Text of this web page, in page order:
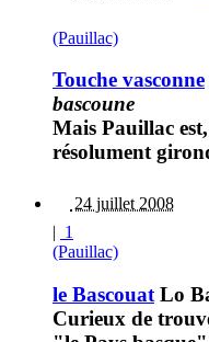
(Pauillac)
Touche vasconne
bascoune
Mais Pauillac
résolument
24 juillet 2008
| 1
(Pauillac)
le Bascouat Lo
Curieux de